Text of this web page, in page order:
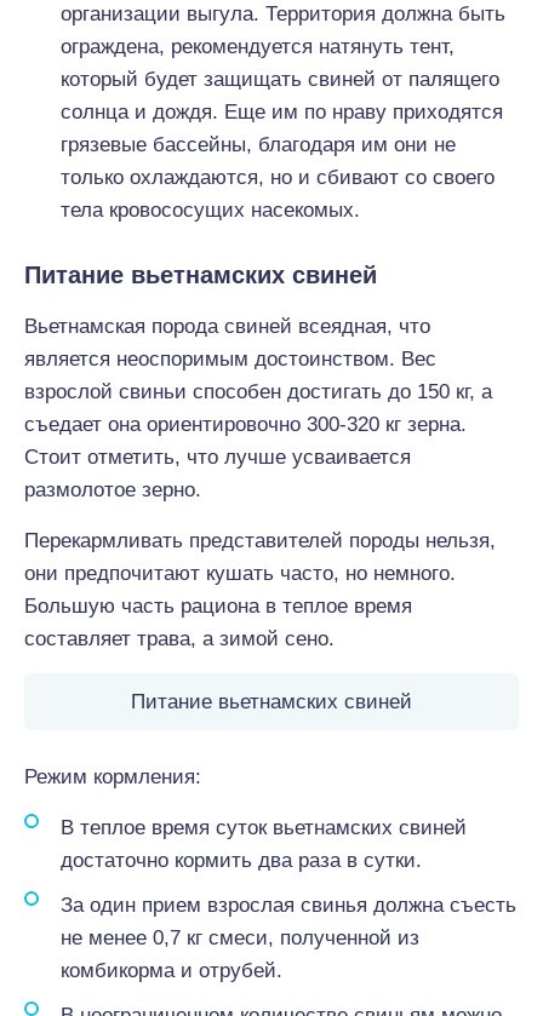
организации выгула. Территория должна быть
ограждена, рекомендуется натянуть тент,
который будет защищать свиней от палящего
солнца и дождя. Еще им по нраву приходятся
грязевые бассейны, благодаря им они не
только охлаждаются, но и сбивают со своего
тела кровососущих насекомых.
Питание вьетнамских свиней
Вьетнамская порода свиней всеядная, что
является неоспоримым достоинством. Вес
взрослой свиньи способен достигать до 150 кг, а
съедает она ориентировочно 300-320 кг зерна.
Стоит отметить, что лучше усваивается
размолотое зерно.
Перекармливать представителей породы нельзя,
они предпочитают кушать часто, но немного.
Большую часть рациона в теплое время
составляет трава, а зимой сено.
Питание вьетнамских свиней
Режим кормления:
В теплое время суток вьетнамских свиней
достаточно кормить два раза в сутки.
За один прием взрослая свинья должна съесть
не менее 0,7 кг смеси, полученной из
комбикорма и отрубей.